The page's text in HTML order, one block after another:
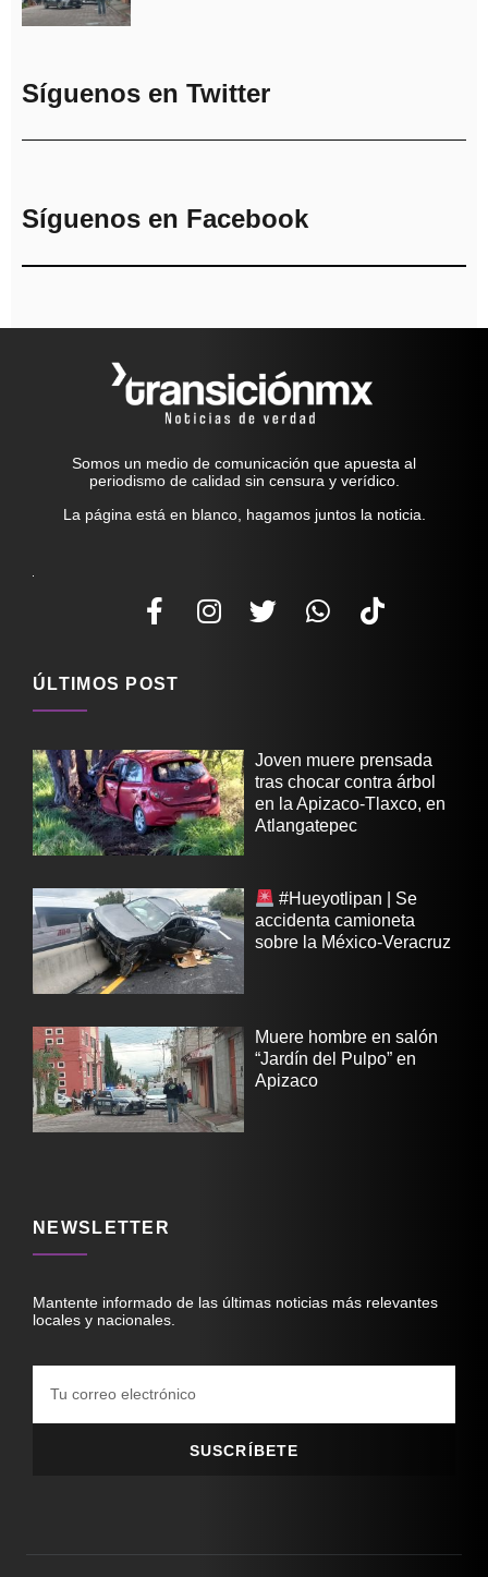
Síguenos en Twitter
Síguenos en Facebook
Somos un medio de comunicación que apuesta al
periodismo de calidad sin censura y verídico.
La página está en blanco, hagamos juntos la noticia.
ÚLTIMOS POST
Joven muere prensada
tras chocar contra árbol
en la Apizaco-Tlaxco, en
Atlangatepec
#Hueyotlipan | Se
accidenta camioneta
sobre la México-Veracruz
Muere hombre en salón
“Jardín del Pulpo” en
Apizaco
NEWSLETTER
Mantente informado de las últimas noticias más relevantes
locales y nacionales.
SUSCRÍBETE